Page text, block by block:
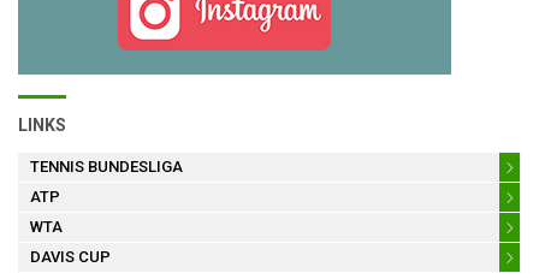
LINKS
TENNIS BUNDESLIGA
ATP
WTA
DAVIS CUP